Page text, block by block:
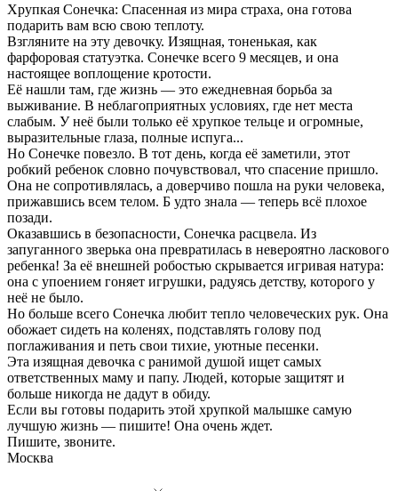
Хрупкая Сонечка: Спасенная из мира страха, она готова
подарить вам всю свою теплоту.
Взгляните на эту девочку. Изящная, тоненькая, как
фарфоровая статуэтка. Сонечке всего 9 месяцев, и она
настоящее воплощение кротости.
Её нашли там, где жизнь — это ежедневная борьба за
выживание. В неблагоприятных условиях, где нет места
слабым. У неё были только её хрупкое тельце и огромные,
выразительные глаза, полные испуга...
Но Сонечке повезло. В тот день, когда её заметили, этот
робкий ребенок словно почувствовал, что спасение пришло.
Она не сопротивлялась, а доверчиво пошла на руки человека,
прижавшись всем телом. Б удто знала — теперь всё плохое
позади.
Оказавшись в безопасности, Сонечка расцвела. Из
запуганного зверька она превратилась в невероятно ласкового
ребенка! За её внешней робостью скрывается игривая натура:
она с упоением гоняет игрушки, радуясь детству, которого у
неё не было.
Но больше всего Сонечка любит тепло человеческих рук. Она
обожает сидеть на коленях, подставлять голову под
поглаживания и петь свои тихие, уютные песенки.
Эта изящная девочка с ранимой душой ищет самых
ответственных маму и папу. Людей, которые защитят и
больше никогда не дадут в обиду.
Если вы готовы подарить этой хрупкой малышке самую
лучшую жизнь — пишите! Она очень ждет.
Пишите, звоните.
Москва